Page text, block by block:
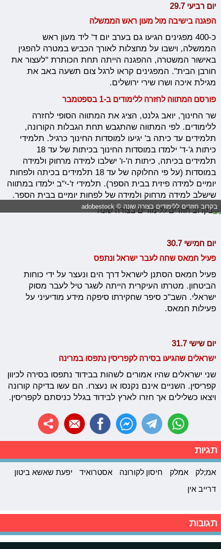
יום רביעי 29.7
הפגנה בישיבה מול מעון ראש הממשלה
כ-400 מפגינים הגיעו גם בערב יום ד' ליד מעון ראש
הממשלה, וישבו על מחצלות לאורך הכביש במטרה להפגין
באישור המשטרה, ההפגנה הייתה תחת הכותרת "לעצור את
חורבן הבית". המפגינים קראו לרגל צום תשעה באב את
מגילת איכה ושרו שירי ירושלים.
פורסם המתווה לחזרה ללימודים ב-1 בספטמבר
שר החינוך, יואב גלנט, הציג את המתווה הסופי לחזרה
ללימודים. לפי המתווה שהתגבש תחת הגבלות הקורונה,
תלמידים עד כיתה ב' יגיעו למוסדות החינוך כרגיל. תלמידי
כיתות ג'-ד' ילמדו במוסדות החינוך בכיתות של עד 18
תלמידים בכיתה, כיתות ה'-ו' ישלבו למידה מרחוק ולמידה
במוסדות (על פי החלוקה של עד 18 תלמידים בכיתה ולפחות
יומיים למידה פיזית בבית הספר). תלמידי ז'-י"ב ילמדו במתווה
שישלב למידה מרחוק ולמידה של לפחות יומיים בבית הספר.
בקרוב חוזרים ללימודים בצורה שונה © adobestock
יום חמישי 30.7
פעיל חמאס שחה לעבר ישראל ונתפס
פעיל חמאס הסתנן לישראל דרך הים ונעצר על ידי כוחות
הביטחון. מטרתו העיקרית הייתה לשגר טיל לעבר מסוק
ישראלי. השב"כ סיפר שחקירתו סיפקה מידע מודיעיני על
פעילות חמאס.
יום שישי 31.7
ישראלים שהגיעו בסירה לקפריסין נתפסו במרינה
שני ישראלים שהיו אמורים לשהות בבידוד נתפסו בסירה לכיוון
קפריסין. השניים אינם נקנסו או נעצרו. הם עשו בדיקה קורונה
ויצאו כשלילים אך חזרו לארץ לבידוד בגלל כניסתם לקפריסין.
תגיות
אמ;לק אמלק חיסון לקורונה אסטרואיד
יפעת שאשא ביטון
דרייב אין
תגובות